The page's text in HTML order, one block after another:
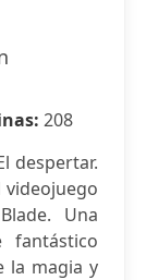
208
despertar.
videojuego
Una
la magia y